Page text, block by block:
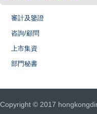
審計及鑒證
咨詢/顧問
上市集資
部門秘書
Copyright © 2017